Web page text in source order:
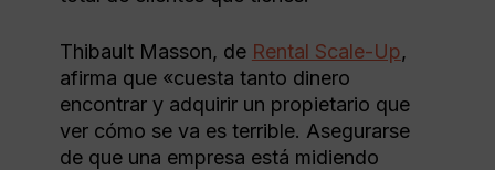
Thibault Masson, de Rental Scale-Up,
afirma que «cuesta tanto dinero
encontrar y adquirir un propietario que
ver cómo se va es terrible. Asegurarse
de que una empresa está midiendo